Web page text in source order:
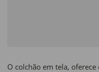
O colchão em tela,